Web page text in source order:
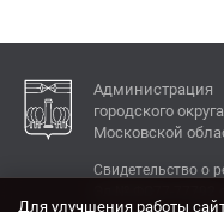
Администрация
городского
Московской
Свидетельство о
Для улучшения работы